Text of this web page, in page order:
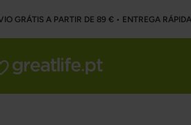
GRÁTIS A PARTIR DE 89 € • ENTREGA